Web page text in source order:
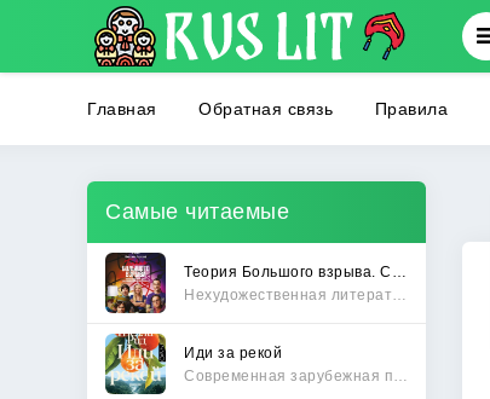
Главная Обратная связь Правила
Самые читаемые
Иди за рекой